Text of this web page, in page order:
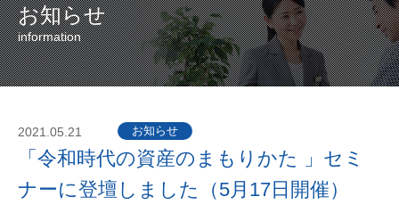
お知らせ
information
2021.05.21 お知らせ
「令和時代の資産のまもりかた 」セミ
ナーに登壇しました（5月17日開催）